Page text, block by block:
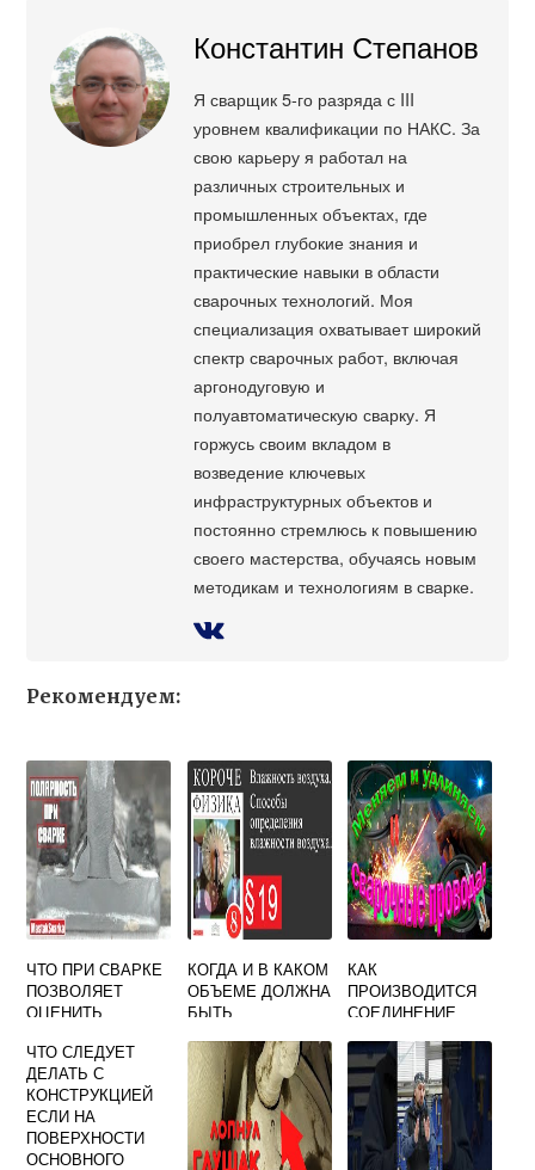
Константин Степанов
Я сварщик 5-го разряда с III
уровнем квалификации по НАКС. За
свою карьеру я работал на
различных строительных и
промышленных объектах, где
приобрел глубокие знания и
практические навыки в области
сварочных технологий. Моя
специализация охватывает широкий
спектр сварочных работ, включая
аргонодуговую и
полуавтоматическую сварку. Я
горжусь своим вкладом в
возведение ключевых
инфраструктурных объектов и
постоянно стремлюсь к повышению
своего мастерства, обучаясь новым
методикам и технологиям в сварке.
Рекомендуем:
ЧТО ПРИ СВАРКЕ
ПОЗВОЛЯЕТ
ОЦЕНИТЬ
УГЛЕРОДА СЭ
КОГДА И В КАКОМ
ОБЪЕМЕ ДОЛЖНА
БЫТЬ
ВАНА
ВЛАЖНОСТЬ
СВАРОЧНЫХ
ФЛЮСОВ
КАК
ПРОИЗВОДИТСЯ
СОЕДИНЕНИЕ
ПРОВОДОВ ПРИ
НАРАЩИВАНИИ
ДЛИНЫ
ЧТО СЛЕДУЕТ
ДЕЛАТЬ С
КОНСТРУКЦИЕЙ
ЕСЛИ НА
ПОВЕРХНОСТИ
ОСНОВНОГО